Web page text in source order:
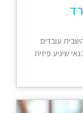
עובדים
שיגיע פיזית